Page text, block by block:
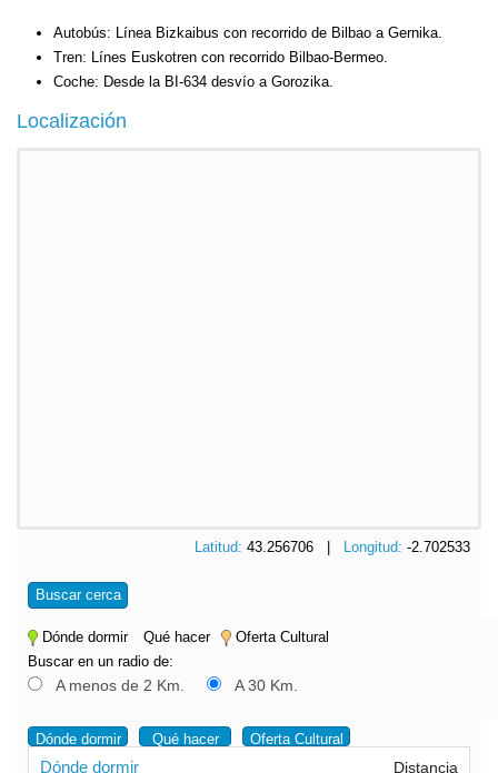
Autobús: Línea Bizkaibus con recorrido de Bilbao a Gernika.
Tren: Línes Euskotren con recorrido Bilbao-Bermeo.
Coche: Desde la BI-634 desvío a Gorozika.
Localización
Latitud: 43.256706 | Longitud: -2.702533
Buscar cerca
Dónde dormir Qué hacer
Oferta Cultural
Buscar en un radio de:
A menos de 2 Km. A 30 Km.
Dónde dormir Qué hacer Oferta Cultural
Dónde dormir Distancia